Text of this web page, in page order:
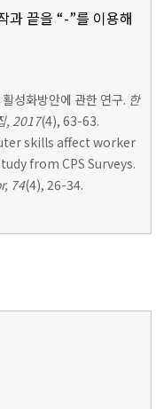
과 끝을 “-”를 이용해
성화방안에 관한 연구. 한
, 2017(4), 63-63.
skills affect worker
from CPS Surveys.
74(4), 26-34.